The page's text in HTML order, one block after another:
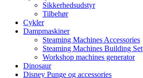
Sikkerhedsudstyr
Tilbehør
Cykler
Dampmaskiner
Steaming Machines Accessories
Steaming Machines Building Set
Workshop machines generator
Dinosaur
Disney Punge og accessories